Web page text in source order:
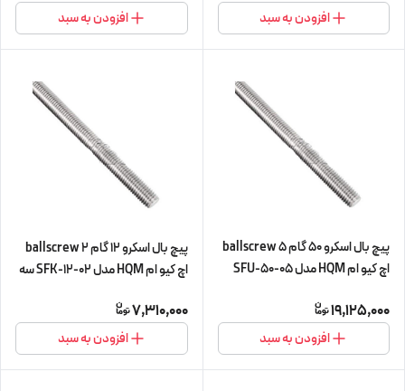
افزودن به سبد افزودن به سبد
پیچ بال اسکرو 50 گام 5 ballscrew
اچ کیو ام HQM مدل SFU-50-05
19,125,000
افزودن به سبد
پیچ بال اسکرو 12 گام 2 ballscrew
اچ کیو ام HQM مدل SFK-12-02 سه
7,310,000
افزودن به سبد